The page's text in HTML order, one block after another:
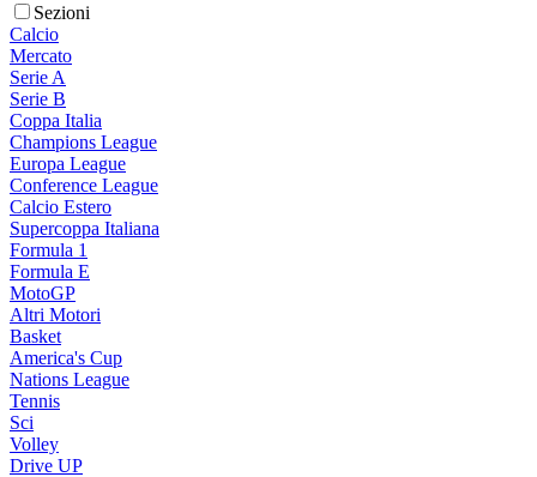
Sezioni
Calcio
Mercato
Serie A
Serie B
Coppa Italia
Champions League
Europa League
Conference League
Calcio Estero
Supercoppa Italiana
Formula 1
Formula E
MotoGP
Altri Motori
Basket
America's Cup
Nations League
Tennis
Sci
Volley
Drive UP